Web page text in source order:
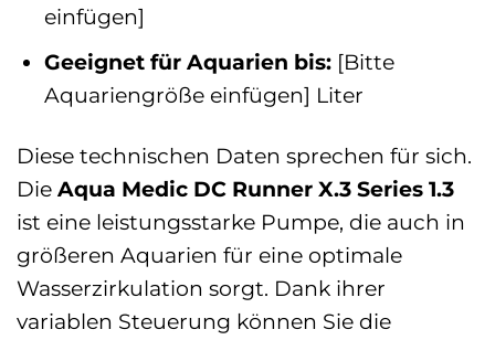
einfügen]
Geeignet für Aquarien bis:[Bitte
Aquariengröße einfügen] Liter
Diese technischen Daten sprechen für sich.
Die Aqua Medic DC Runner X.3 Series 1.3
ist eine leistungsstarke Pumpe, die auch in
größeren Aquarien für eine optimale
Wasserzirkulation sorgt. Dank ihrer
variablen Steuerung können Sie die